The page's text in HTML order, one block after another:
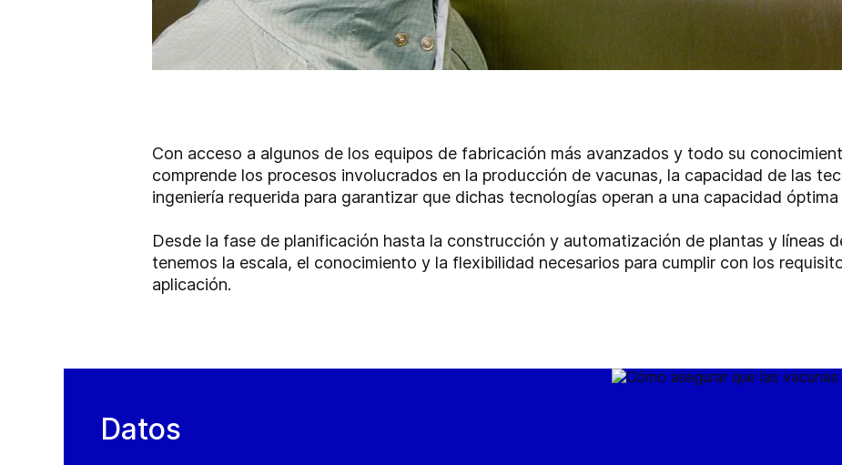
Con acceso a algunos de los equipos de fabricación más avanzados y todo su
comprende los procesos involucrados en la producción de vacunas, la capacidad de las
ingeniería requerida para garantizar que dichas tecnologías operan a una capacidad
Desde la fase de planificación hasta la construcción y automatización de plantas y líneas
tenemos la escala, el conocimiento y la flexibilidad necesarios para cumplir con los
aplicación.
Datos